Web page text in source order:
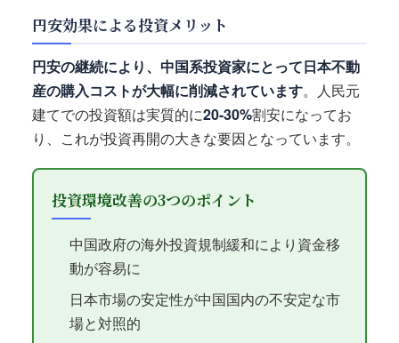
円安効果による投資メリット
円安の継続により、中国系投資家にとって日本不動
産の購入コストが大幅に削減されています。人民元
建てでの投資額は実質的に20-30%割安になってお
り、これが投資再開の大きな要因となっています。
投資環境改善の3つのポイント
中国政府の海外投資規制緩和により資金移
動が容易に
日本市場の安定性が中国国内の不安定な市
場と対照的